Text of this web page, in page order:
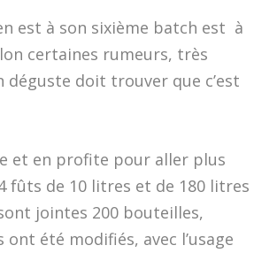
est à son sixième batch est à
certaines rumeurs, très
déguste doit trouver que c’est
et en profite pour aller plus
fûts de 10 litres et de 180 litres
jointes 200 bouteilles,
été modifiés, avec l’usage